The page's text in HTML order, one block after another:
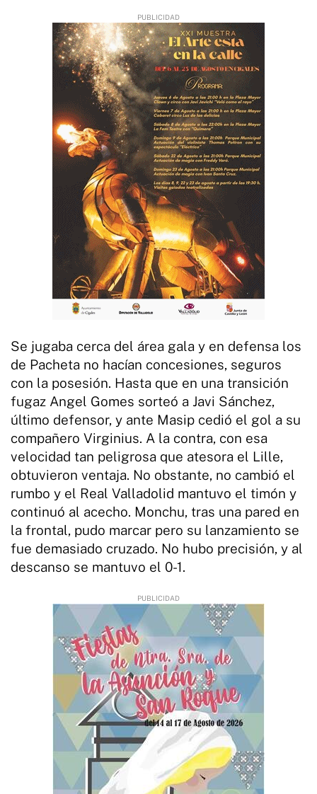
Se jugaba cerca del área gala y en defensa los
de Pacheta no hacían concesiones, seguros
con la posesión. Hasta que en una transición
fugaz Angel Gomes sorteó a Javi Sánchez,
último defensor, y ante Masip cedió el gol a su
compañero Virginius. A la contra, con esa
velocidad tan peligrosa que atesora el Lille,
obtuvieron ventaja. No obstante, no cambió el
rumbo y el Real Valladolid mantuvo el timón y
continuó al acecho. Monchu, tras una pared en
la frontal, pudo marcar pero su lanzamiento se
fue demasiado cruzado. No hubo precisión, y al
descanso se mantuvo el 0-1.